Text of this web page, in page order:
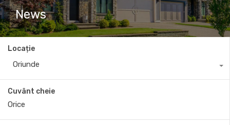
News
Locație
Oriunde
Cuvânt cheie